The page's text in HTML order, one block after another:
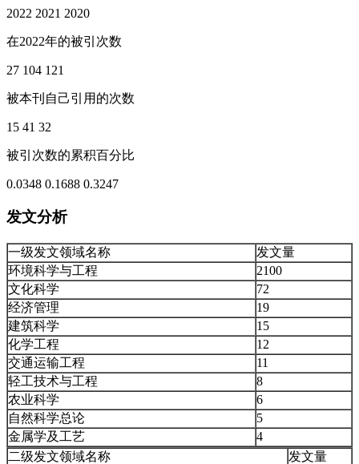
2022 2021 2020
在2022年的被引次数
27 104 121
被本刊自己引用的次数
15 41 32
被引次数的累积百分比
0.0348 0.1688 0.3247
发文分析
一级发文领域名称
发文量
环境科学与工程
2100
文化科学
72
经济管理
19
建筑科学
15
化学工程
12
交通运输工程
11
轻工技术与工程
8
农业科学
6
自然科学总论
5
金属学及工艺
4
二级发文领域名称
发文量